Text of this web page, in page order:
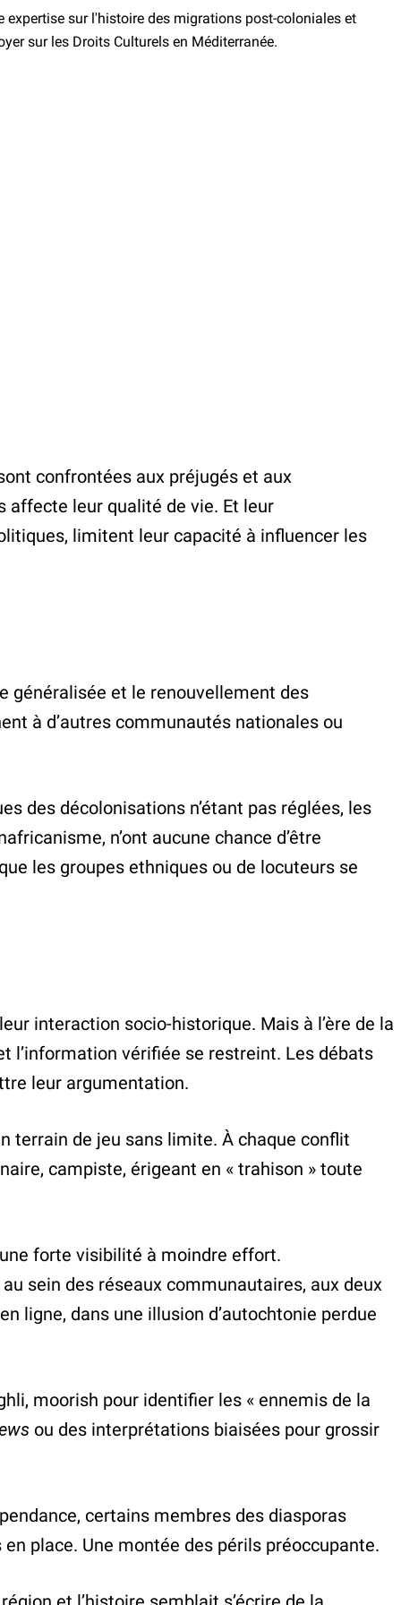
sur l'histoire des migrations post-coloniales et
sur les Droits Culturels en Méditerranée.
confrontées aux préjugés et aux
affecte leur qualité de vie. Et leur
limitent leur capacité à influencer les
généralisée et le renouvellement des
à d’autres communautés nationales ou
des décolonisations n’étant pas réglées, les
n’ont aucune chance d’être
les groupes ethniques ou de locuteurs se
interaction socio-historique. Mais à l’ère de la
l’information vérifiée se restreint. Les débats
leur argumentation.
terrain de jeu sans limite. À chaque conflit
campiste, érigeant en « trahison » toute
forte visibilité à moindre effort.
sein des réseaux communautaires, aux deux
ligne, dans une illusion d’autochtonie perdue
moorish pour identifier les « ennemis de la
ou des interprétations biaisées pour grossir
certains membres des diasporas
place. Une montée des périls préoccupante.